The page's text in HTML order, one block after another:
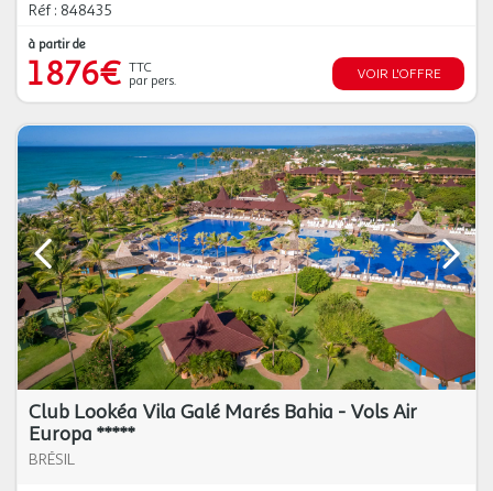
Réf : 848435
à partir de
1 876€ TTC
par pers.
VOIR L'OFFRE
Club Lookéa Vila Galé Marés Bahia - Vols Air
Europa *****
BRÉSIL